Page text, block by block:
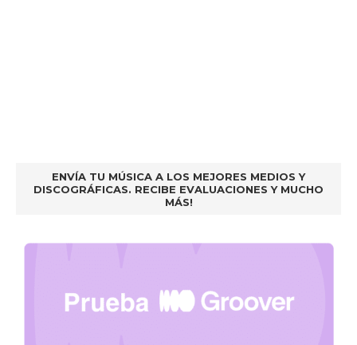
ENVÍA TU MÚSICA A LOS MEJORES MEDIOS Y
DISCOGRÁFICAS. RECIBE EVALUACIONES Y MUCHO
MÁS!